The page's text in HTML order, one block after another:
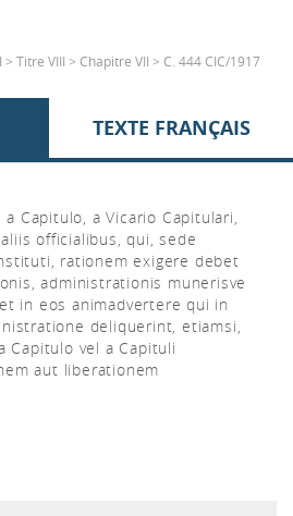
Titre VIII > Chapitre VII > C. 444 CIC/1917
TEXTE FRANÇAIS
Capitulo, a Vicario Capitulari,
officialibus, qui, sede
rationem exigere debet
administrationis munerisve
in eos animadvertere qui in
deliquerint, etiamsi,
Capitulo vel a Capituli
aut liberationem